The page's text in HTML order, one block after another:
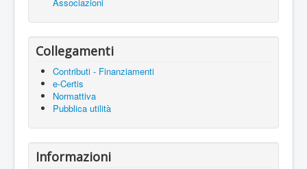
Collegamenti
Contributi - Finanziamenti
e-Certis
Normattiva
Pubblica utilità
Informazioni